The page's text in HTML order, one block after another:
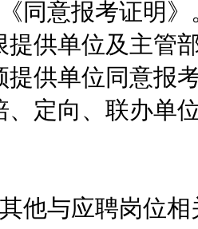
意报考证明》
提供单位及主管
提供单位同意报
、定向、联办单
与应聘岗位相